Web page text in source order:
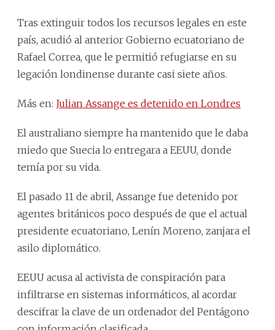
Tras extinguir todos los recursos legales en este
país, acudió al anterior Gobierno ecuatoriano de
Rafael Correa, que le permitió refugiarse en su
legación londinense durante casi siete años.
Más en: Julian Assange es detenido en Londres
El australiano siempre ha mantenido que le daba
miedo que Suecia lo entregara a EEUU, donde
temía por su vida.
El pasado 11 de abril, Assange fue detenido por
agentes británicos poco después de que el actual
presidente ecuatoriano, Lenín Moreno, zanjara el
asilo diplomático.
EEUU acusa al activista de conspiración para
infiltrarse en sistemas informáticos, al acordar
descifrar la clave de un ordenador del Pentágono